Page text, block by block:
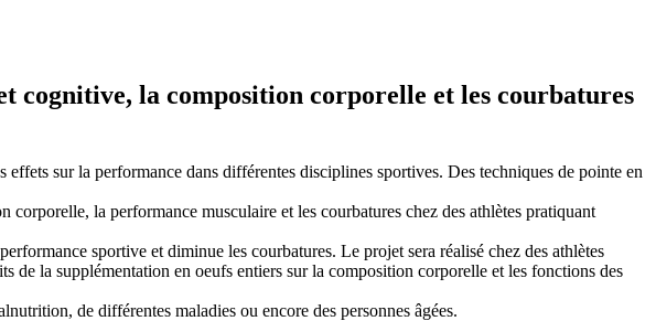
cognitive, la composition corporelle et les courbatures
sur la performance dans différentes disciplines sportives. Des techniques de pointe en
la performance musculaire et les courbatures chez des athlètes pratiquant
sportive et diminue les courbatures. Le projet sera réalisé chez des athlètes
de la supplémentation en oeufs entiers sur la composition corporelle et les fonctions des
de différentes maladies ou encore des personnes âgées.